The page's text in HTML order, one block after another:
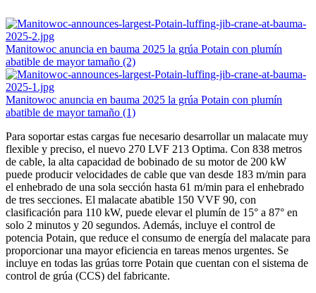
Manitowoc anuncia en bauma 2025 la grúa Potain con plumín
abatible de mayor tamaño (2)
Manitowoc anuncia en bauma 2025 la grúa Potain con plumín
abatible de mayor tamaño (1)
Para soportar estas cargas fue necesario desarrollar un malacate muy
flexible y preciso, el nuevo 270 LVF 213 Optima. Con 838 metros
de cable, la alta capacidad de bobinado de su motor de 200 kW
puede producir velocidades de cable que van desde 183 m/min para
el enhebrado de una sola sección hasta 61 m/min para el enhebrado
de tres secciones. El malacate abatible 150 VVF 90, con
clasificación para 110 kW, puede elevar el plumín de 15° a 87° en
solo 2 minutos y 20 segundos. Además, incluye el control de
potencia Potain, que reduce el consumo de energía del malacate para
proporcionar una mayor eficiencia en tareas menos urgentes. Se
incluye en todas las grúas torre Potain que cuentan con el sistema de
control de grúa (CCS) del fabricante.